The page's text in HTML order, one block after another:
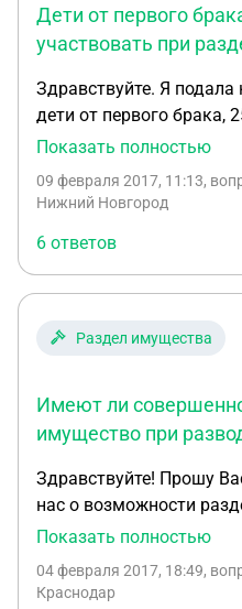
брат, другого папа.
родителей было: 2х
быть теперь, если, по
квартира теперь
дочь, один из
нам стать
которая
на договора купли
Дети от первого
участвовать при
Здравствуйте. Я подала
дети от первого брака,
детей нет. Скажите мне,
и дочь мужа) доли, или
детей свое имущество.
всех свои семьи.
Показать полностью
09 февраля 2017, 11:13,
Нижний Новгород
6 ответов
Раздел имущества
Имеют ли
имущество при
Здравствуйте! Прошу Вас проконсультировать
нас о возможности
или после
Дети
Показать полностью
04 февраля 2017, 18:49,
Краснодар